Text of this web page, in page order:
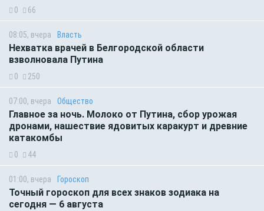
0 66
08:05, вчера Власть
Нехватка врачей в Белгородской области
взволновала Путина
0 250
07:00, вчера Общество
Главное за ночь. Молоко от Путина, сбор урожая
дронами, нашествие ядовитых каракурт и древние
катакомбы
0 44
01:00, вчера Гороскоп
Точный гороскоп для всех знаков зодиака на
сегодня — 6 августа